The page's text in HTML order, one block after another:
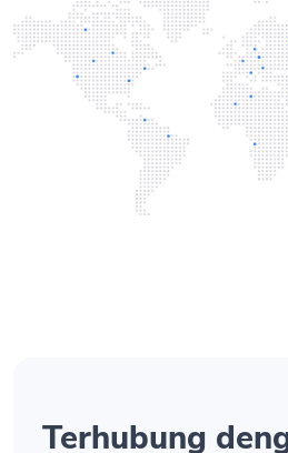
Terhubung